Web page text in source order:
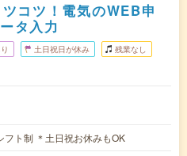
コツ！電気のWEB申
タ入力
土日祝日が休み 残業なし
ト制 ＊土日祝お休みもOK